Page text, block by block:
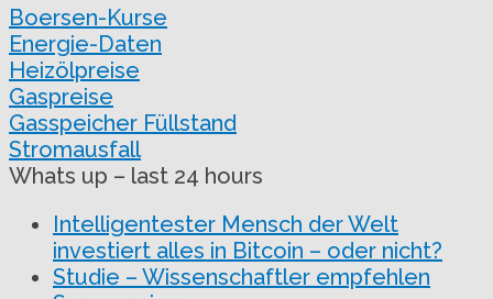
Boersen-Kurse
Energie-Daten
Heizölpreise
Gaspreise
Gasspeicher Füllstand
Stromausfall
Whats up – last 24 hours
Intelligentester Mensch der Welt
investiert alles in Bitcoin – oder nicht?
Studie – Wissenschaftler empfehlen